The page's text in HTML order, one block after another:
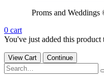
Proms and
0 cart
You've just added this product
View Cart Continue